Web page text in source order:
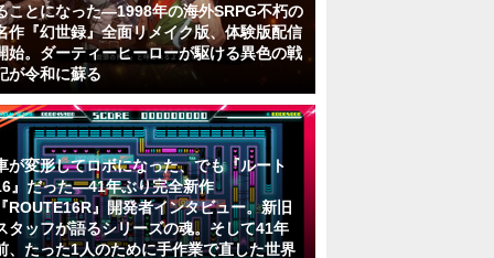
ことになった―1998年の海外SRPG不朽の
作『幻世録』全面リメイク版、体験版配信
始。ダーティーヒーローが駆ける異色の戦
が令和に蘇る
が変形してロボになった、でも『ルート
』だった―41年ぶり完全新作
ROUTE16R』開発者インタビュー。新旧
タッフが語るシリーズの魂。そして41年
、たった1人のために手作業で直した世界